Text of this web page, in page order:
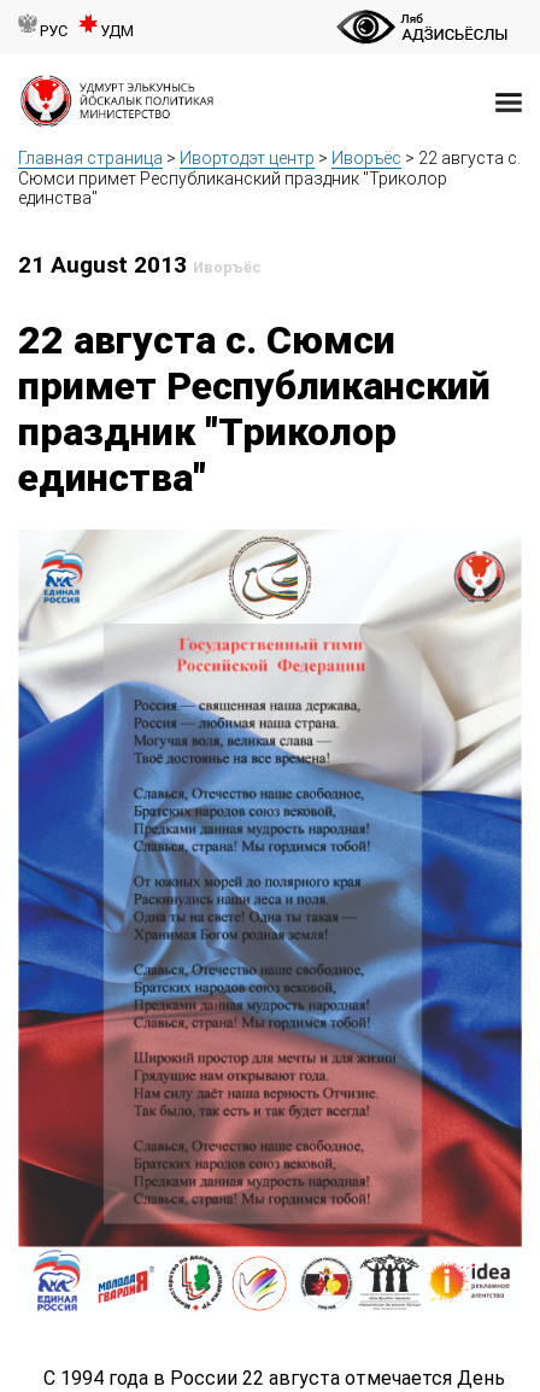
РУС УДМ
Главная страница > Ивортодэт центр > Иворъёс > 22 августа с.
Сюмси примет Республиканский праздник "Триколор
единства"
21 August 2013 Иворъёс
22 августа с. Сюмси
примет Республиканский
праздник "Триколор
единства"
С 1994 года в России 22 августа отмечается День